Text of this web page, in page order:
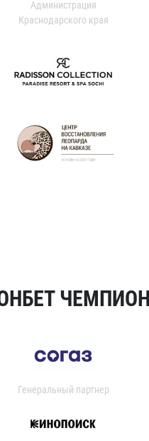
Администрация
Краснодарского края
Генеральный партнер